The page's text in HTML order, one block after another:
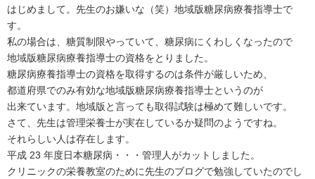
はじめまして。先生のお嫌いな（笑）地域版糖尿病療養指導士で
す。
私の場合は、糖質制限やっていて、糖尿病にくわしくなったので
地域版糖尿病療養指導士の資格をとりました。
糖尿病療養指導士の資格を取得するのは条件が厳しいため、
都道府県でのみ有効な地域版糖尿病療養指導士というのが
出来ています。地域版と言っても取得試験は極めて難しいです。
さて、先生は管理栄養士が実在しているか疑問のようですね。
それらしい人は存在します。
平成 23 年度日本糖尿病・・・管理人がカットしました。
クリニックの栄養教室のために先生のブログで勉強していたのでし